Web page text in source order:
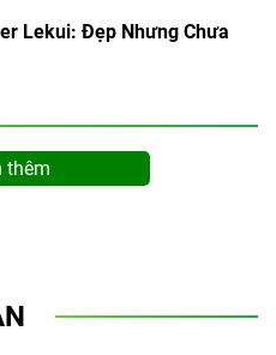
Lekui: Đẹp Nhưng Chưa
thêm